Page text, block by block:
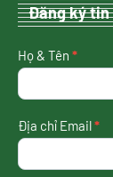
Đăng ký
nhận
tin
nhất
Họ & Tên *
Địa chỉ Email*